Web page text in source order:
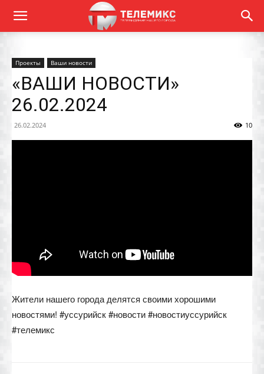
Проекты Ваши новости
«ВАШИ НОВОСТИ»
26.02.2024
26.02.2024 10
Жители нашего города делятся своими хорошими
новостями! #уссурийск #новости #новостиуссурийск
#телемикс